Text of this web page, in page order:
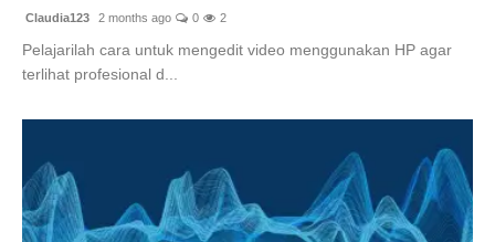
Claudia123 2 months ago 0 2
Pelajarilah cara untuk mengedit video menggunakan HP agar
terlihat profesional d...